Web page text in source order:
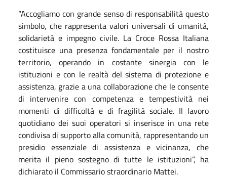
“Accogliamo con grande senso di responsabilità questo
simbolo, che rappresenta valori universali di umanità,
solidarietà e impegno civile. La Croce Rossa Italiana
costituisce una presenza fondamentale per il nostro
territorio, operando in costante sinergia con le
istituzioni e con le realtà del sistema di protezione e
assistenza, grazie a una collaborazione che le consente
di intervenire con competenza e tempestività nei
momenti di difficoltà e di fragilità sociale. Il lavoro
quotidiano dei suoi operatori si inserisce in una rete
condivisa di supporto alla comunità, rappresentando un
presidio essenziale di assistenza e vicinanza, che
merita il pieno sostegno di tutte le istituzioni”, ha
dichiarato il Commissario straordinario Mattei.